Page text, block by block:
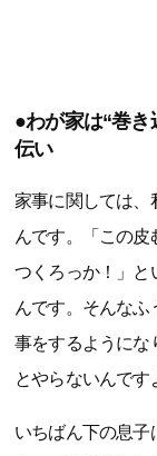
●わが家は“巻
伝い
家事に関しては、
んです。「この皮
つくろっか！」と
んです。そんな
事をするようにな
とやらないんです
いちばん下の息子